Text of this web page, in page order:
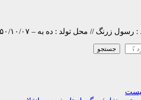
: بسيجي // محل شهادت : شلمچه – ۱۳۶۶/۱۲/۱۹ زندگینامه : زمستان بود و سوز سرما که خداوند کلبه محقر…
جستجو